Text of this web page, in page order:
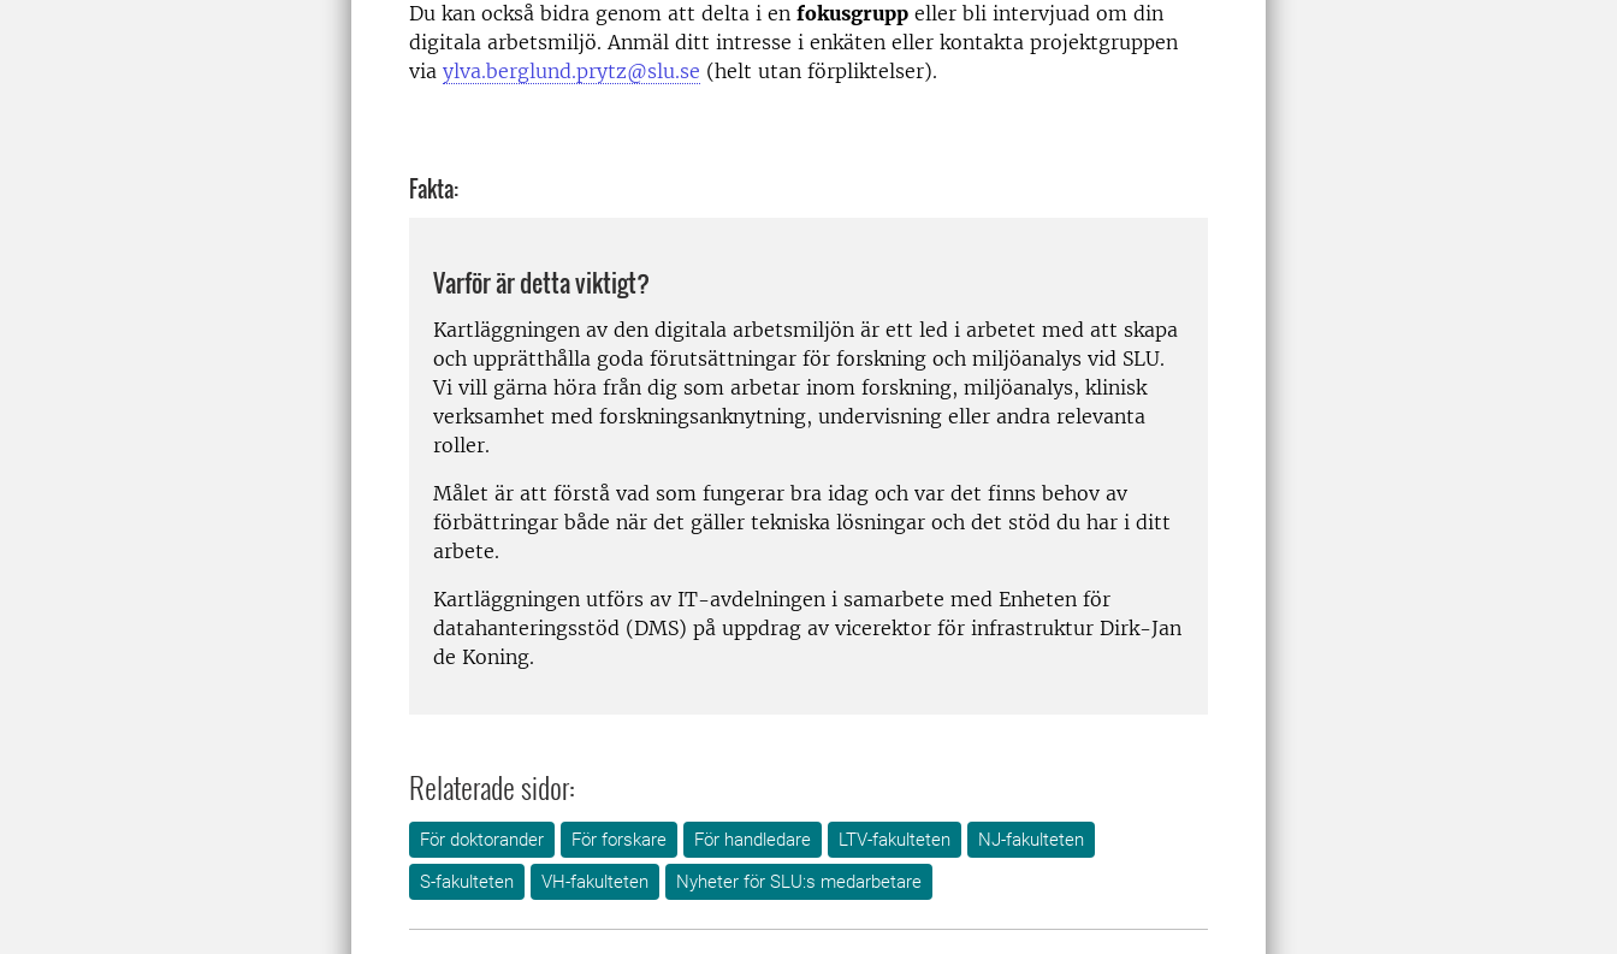
Du kan också bidra genom att delta i en fokusgrupp eller bli intervjuad om din
digitala arbetsmiljö. Anmäl ditt intresse i enkäten eller kontakta projektgruppen
via ylva.berglund.prytz@slu.se (helt utan förpliktelser).
Fakta:
Varför är detta viktigt?
Kartläggningen av den digitala arbetsmiljön är ett led i arbetet med att skapa
och upprätthålla goda förutsättningar för forskning och miljöanalys vid SLU.
Vi vill gärna höra från dig som arbetar inom forskning, miljöanalys, klinisk
verksamhet med forskningsanknytning, undervisning eller andra relevanta
roller.
Målet är att förstå vad som fungerar bra idag och var det finns behov av
förbättringar både när det gäller tekniska lösningar och det stöd du har i ditt
arbete.
Kartläggningen utförs av IT-avdelningen i samarbete med Enheten för
datahanteringsstöd (DMS) på uppdrag av vicerektor för infrastruktur Dirk-Jan
de Koning.
Relaterade sidor:
För doktorander För forskare För handledare LTV-fakulteten
NJ-fakulteten
S-fakulteten
VH-fakulteten Nyheter för SLU:s medarbetare